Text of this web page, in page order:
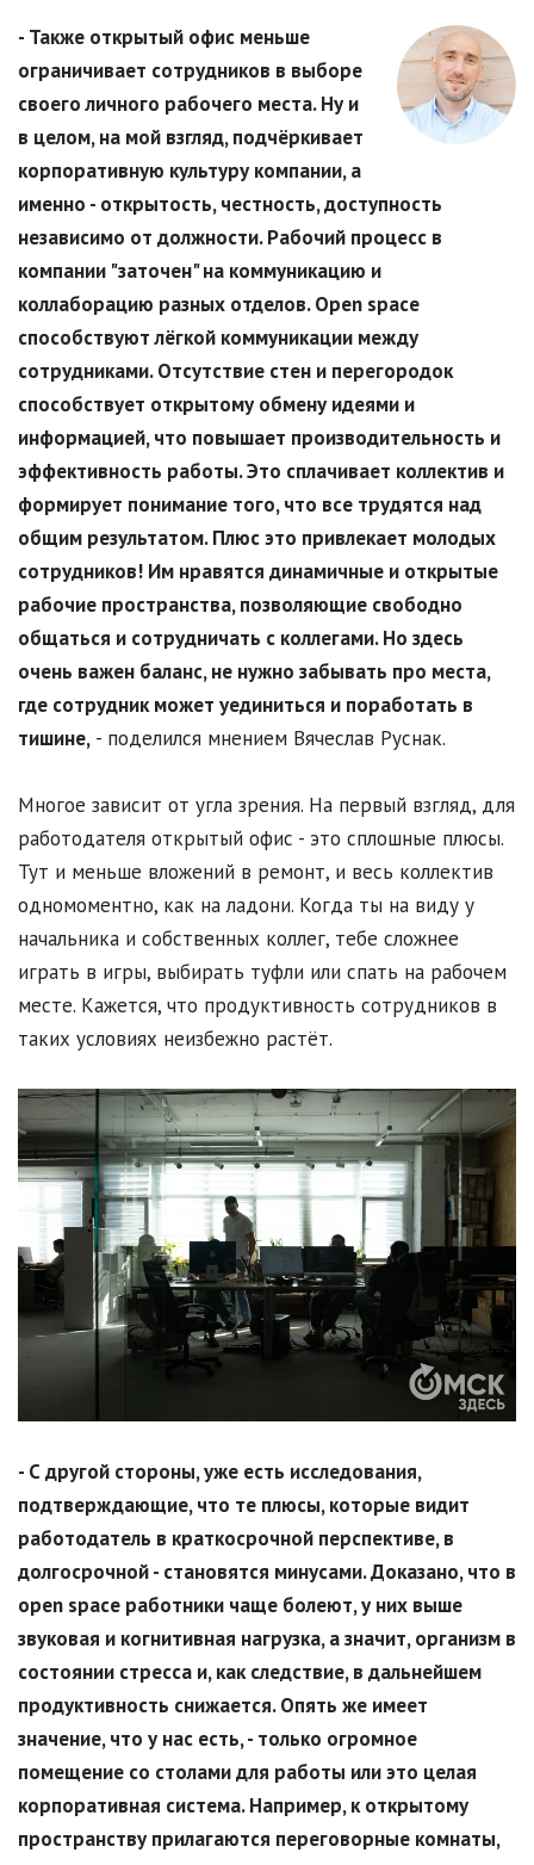
- Также открытый офис меньше
ограничивает сотрудников в выборе
своего личного рабочего места. Ну и
в целом, на мой взгляд, подчёркивает
корпоративную культуру компании, а
именно - открытость, честность, доступность
независимо от должности. Рабочий процесс в
компании "заточен" на коммуникацию и
коллаборацию разных отделов. Open space
способствуют лёгкой коммуникации между
сотрудниками. Отсутствие стен и перегородок
способствует открытому обмену идеями и
информацией, что повышает производительность и
эффективность работы. Это сплачивает коллектив и
формирует понимание того, что все трудятся над
общим результатом. Плюс это привлекает молодых
сотрудников! Им нравятся динамичные и открытые
рабочие пространства, позволяющие свободно
общаться и сотрудничать с коллегами. Но здесь
очень важен баланс, не нужно забывать про места,
где сотрудник может уединиться и поработать в
тишине, - поделился мнением Вячеслав Руснак.
Многое зависит от угла зрения. На первый взгляд, для
работодателя открытый офис - это сплошные плюсы.
Тут и меньше вложений в ремонт, и весь коллектив
одномоментно, как на ладони. Когда ты на виду у
начальника и собственных коллег, тебе сложнее
играть в игры, выбирать туфли или спать на рабочем
месте. Кажется, что продуктивность сотрудников в
таких условиях неизбежно растёт.
- С другой стороны, уже есть исследования,
подтверждающие, что те плюсы, которые видит
работодатель в краткосрочной перспективе, в
долгосрочной - становятся минусами. Доказано, что в
open space работники чаще болеют, у них выше
звуковая и когнитивная нагрузка, а значит, организм в
состоянии стресса и, как следствие, в дальнейшем
продуктивность снижается. Опять же имеет
значение, что у нас есть, - только огромное
помещение со столами для работы или это целая
корпоративная система. Например, к открытому
пространству прилагаются переговорные комнаты,